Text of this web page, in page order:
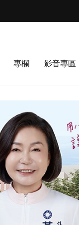
專欄 影音專區